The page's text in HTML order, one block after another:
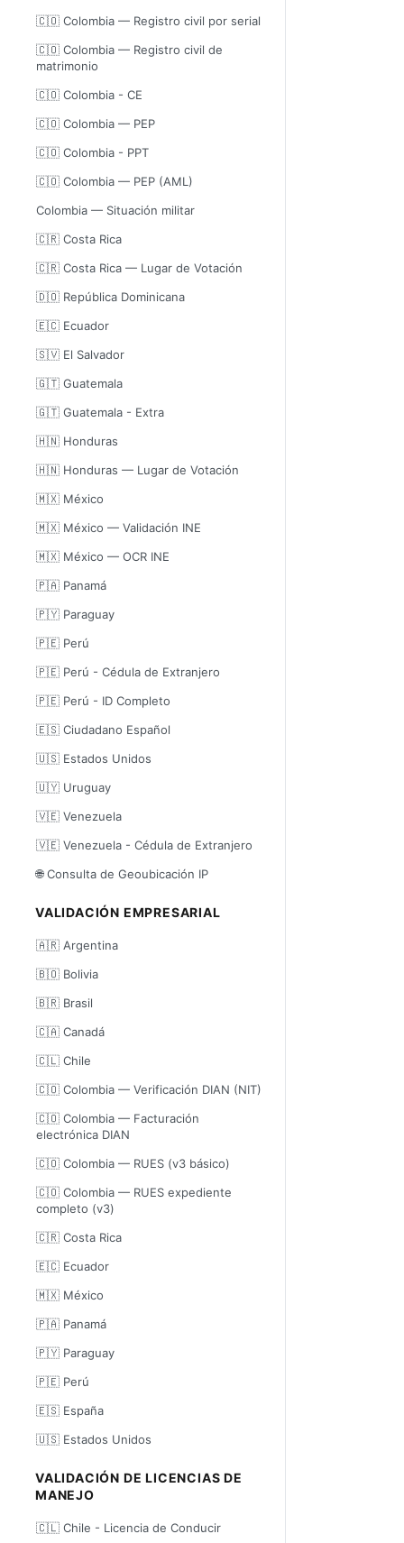
🇨🇴 Colombia — Registro civil por serial
🇨🇴 Colombia — Registro civil de
matrimonio
🇨🇴 Colombia - CE
🇨🇴 Colombia — PEP
🇨🇴 Colombia - PPT
🇨🇴 Colombia — PEP (AML)
Colombia — Situación militar
🇨🇷 Costa Rica
🇨🇷 Costa Rica — Lugar de Votación
🇩🇴 República Dominicana
🇪🇨 Ecuador
🇸🇻 El Salvador
🇬🇹 Guatemala
🇬🇹 Guatemala - Extra
🇭🇳 Honduras
🇭🇳 Honduras — Lugar de Votación
🇲🇽 México
🇲🇽 México — Validación INE
🇲🇽 México — OCR INE
🇵🇦 Panamá
🇵🇾 Paraguay
🇵🇪 Perú
🇵🇪 Perú - Cédula de Extranjero
🇵🇪 Perú - ID Completo
🇪🇸 Ciudadano Español
🇺🇸 Estados Unidos
🇺🇾 Uruguay
🇻🇪 Venezuela
🇻🇪 Venezuela - Cédula de Extranjero
🌐 Consulta de Geoubicación IP
VALIDACIÓN EMPRESARIAL
🇦🇷 Argentina
🇧🇴 Bolivia
🇧🇷 Brasil
🇨🇦 Canadá
🇨🇱 Chile
🇨🇴 Colombia — Verificación DIAN (NIT)
🇨🇴 Colombia — Facturación
electrónica DIAN
🇨🇴 Colombia — RUES (v3 básico)
🇨🇴 Colombia — RUES expediente
completo (v3)
🇨🇷 Costa Rica
🇪🇨 Ecuador
🇲🇽 México
🇵🇦 Panamá
🇵🇾 Paraguay
🇵🇪 Perú
🇪🇸 España
🇺🇸 Estados Unidos
VALIDACIÓN DE LICENCIAS DE
MANEJO
🇨🇱 Chile - Licencia de Conducir